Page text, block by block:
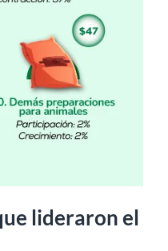
lideraron el